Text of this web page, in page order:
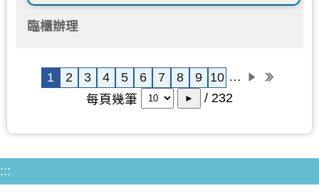
臨櫃辦理
1 2 3 4 5 6 7 8 9 10 …
每頁幾筆
► / 232
:::